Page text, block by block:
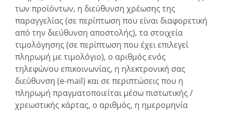
των προϊόντων, η διεύθυνση χρέωσης της
παραγγελίας (σε περίπτωση που είναι διαφορετική
από την διεύθυνση αποστολής), τα στοιχεία
τιμολόγησης (σε περίπτωση που έχει επιλεγεί
πληρωμή με τιμολόγιο), ο αριθμός ενός
τηλεφώνου επικοινωνίας, η ηλεκτρονική σας
διεύθυνση (e-mail) και σε περιπτώσεις που η
πληρωμή πραγματοποιείται μέσω πιστωτικής /
χρεωστικής κάρτας, ο αριθμός, η ημερομηνία